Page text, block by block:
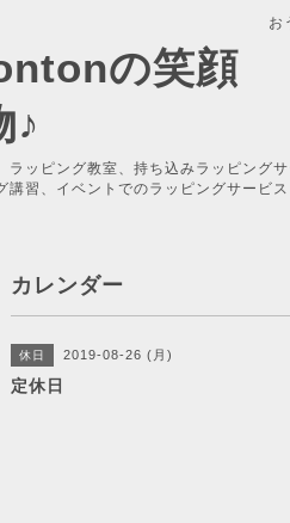
お
の笑顔
♪
ッピング教室、持ち込みラッピング
習、イベントでのラッピングサービス
カレンダー
休日 2019-08-26 (月)
定休日